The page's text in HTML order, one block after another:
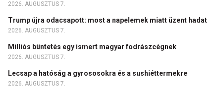
2026. AUGUSZTUS 7.
Trump újra odacsapott: most a napelemek miatt üzent hadat
2026. AUGUSZTUS 7.
Milliós büntetés egy ismert magyar fodrászcégnek
2026. AUGUSZTUS 7.
Lecsap a hatóság a gyrososokra és a sushiéttermekre
2026. AUGUSZTUS 7.